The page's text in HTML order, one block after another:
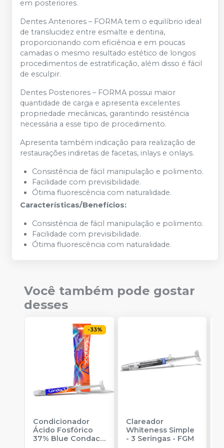
em posteriores.
Dentes Anteriores – FORMA tem o equilíbrio ideal
de translucidez entre esmalte e dentina,
proporcionando com eficiência e em poucas
camadas o mesmo resultado estético de longos
procedimentos de estratificação, além disso é fácil
de esculpir.
Dentes Posteriores – FORMA possui maior
quantidade de carga e apresenta excelentes
propriedade mecânicas, garantindo resistência
necessária a esse tipo de procedimento.
Apresenta também indicação para realização de
restaurações indiretas de facetas, inlays e onlays.
Consistência de fácil manipulação e polimento.
Facilidade com previsibilidade.
Ótima fluorescência com naturalidade.
Características/Benefícios:
Consistência de fácil manipulação e polimento.
Facilidade com previsibilidade.
Ótima fluorescência com naturalidade.
Você também pode gostar
desses
-33%
Condicionador
Ácido Fosfórico
37% Blue Condac-
Clareador
Whiteness Simple
- 3 Seringas- FGM